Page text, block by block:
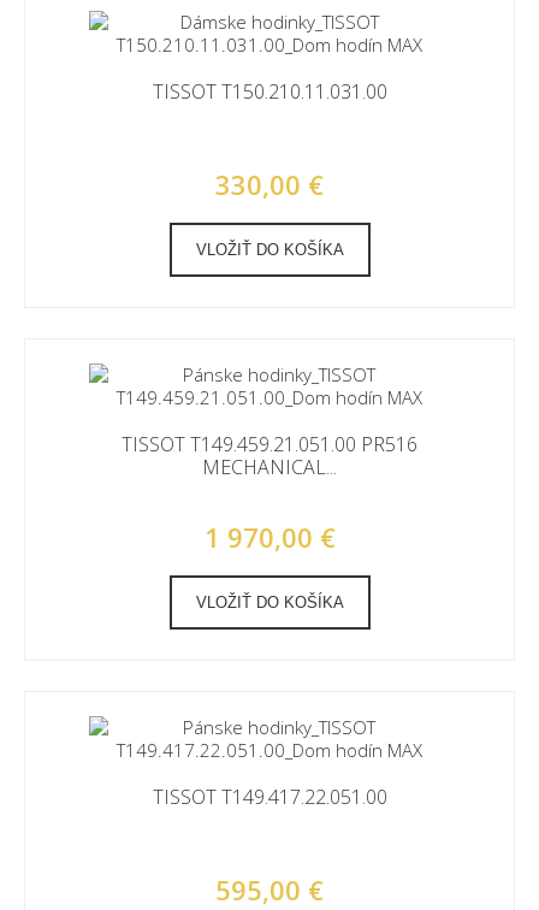
TISSOT T150.210.11.031.00
330,00 €
VLOŽIŤ DO KOŠÍKA
TISSOT T149.459.21.051.00 PR516
MECHANICAL...
1 970,00 €
VLOŽIŤ DO KOŠÍKA
TISSOT T149.417.22.051.00
595,00 €